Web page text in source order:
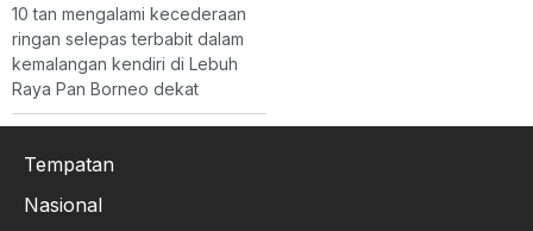
10 tan mengalami kecederaan
ringan selepas terbabit dalam
kemalangan kendiri di Lebuh
Raya Pan Borneo dekat
Tempatan
Nasional